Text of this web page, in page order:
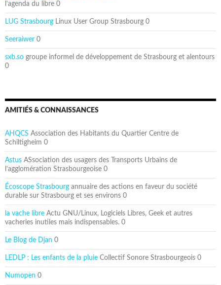
l’agenda du libre 0
LUG Strasbourg Linux User Group Strasbourg 0
Seeraiwer 0
sxb.so groupe informel de développement de Strasbourg et alentours
0
AMITIÉS & CONNAISSANCES
AHQCS Association des Habitants du Quartier Centre de
Schiltigheim 0
Astus ASsociation des usagers des Transports Urbains de
l’agglomération Strasbourgeoise 0
Écoscope Strasbourg annuaire des actions en faveur du société
durable sur Strasbourg et ses environs 0
la vache libre Actu GNU/Linux, Logiciels Libres, Geek et autres
vacheries inutiles mais indispensables. 0
Le Blog de Djan 0
LEDLP : Les enfants de la pluie Collectif Sonore Strasbourgeois 0
Numopen 0